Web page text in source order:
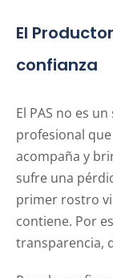
El
confianza
El PAS no es
profesional
acompaña y
sufre una
primer rostro
contiene. Por
transparencia,